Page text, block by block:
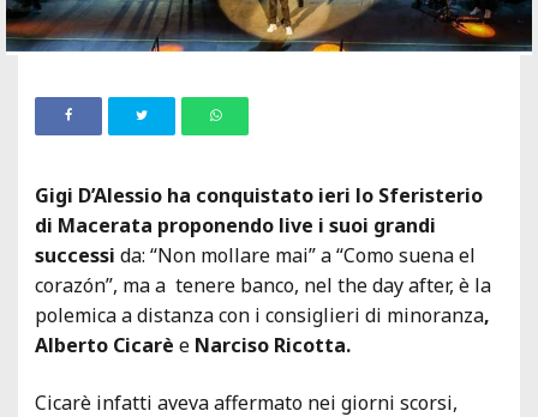
Gigi D’Alessio ha conquistato ieri lo Sferisterio
di Macerata proponendo live i suoi grandi
successi da: “Non mollare mai” a “Como suena el
corazón”, ma a tenere banco, nel the day after, è la
polemica a distanza con i consiglieri di minoranza,
Alberto Cicarè e Narciso Ricotta.
Cicarè infatti aveva affermato nei giorni scorsi,